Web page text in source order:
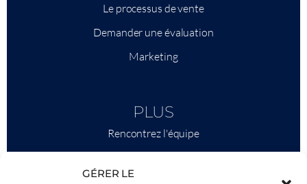
GÉRER LE
Le processus de vente
Demander une évaluation
Marketing
PLUS
Rencontrez l'équipe